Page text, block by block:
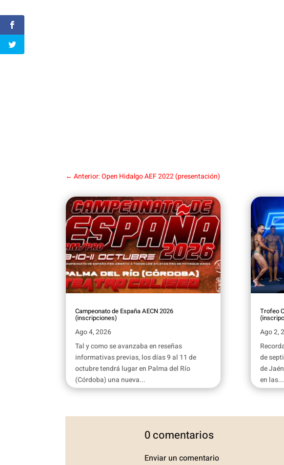
←Anterior: Open Hidalgo AEF 2022 (presentación)
Campeonato de España AECN 2026
(inscripciones)
Ago 4, 2026
Tal y como se avanzaba en reseñas
informativas previas, los días 9 al 11 de
octubre tendrá lugar en Palma del Río
(Córdoba) una nueva...
Trofeo
Ago 2,
de
de
en las...
0 comentarios
Enviar un comentario